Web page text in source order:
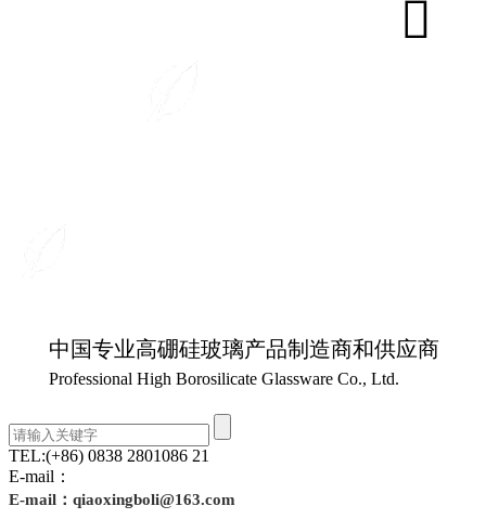
中国专业高硼硅玻璃产品制造商和供应商
Professional High Borosilicate Glassware Co., Ltd.
TEL:(+86) 0838 2801086 21
E-mail：
E-mail：qiaoxingboli@163.com